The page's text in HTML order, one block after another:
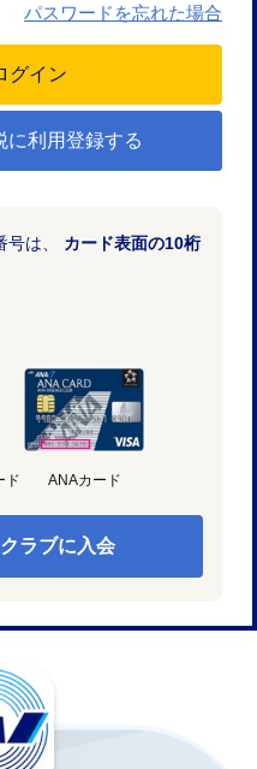
パスワードを忘れた場合
に利用登録する
号は、 カード表面の10桁
ド ANAカード
ラブに入会